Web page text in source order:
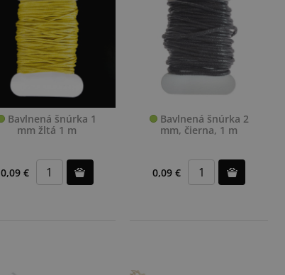
Bavlnená šnúrka 1
mm žltá 1 m
0,09 €
Bavlnená šnúrka 2
mm, čierna, 1 m
0,09 €